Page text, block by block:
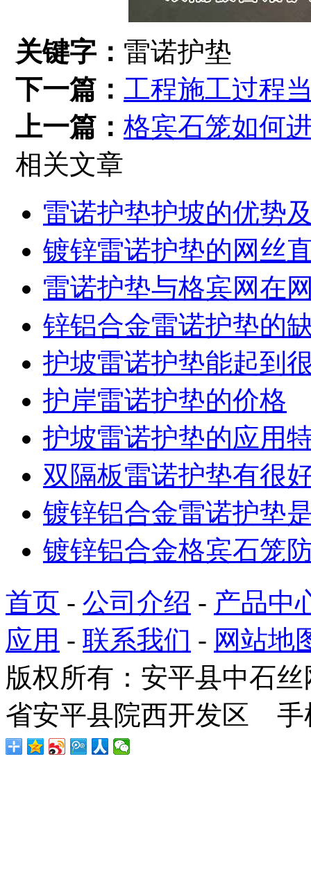
关键字： 雷诺护垫
下一篇： 工程施工过程
上一篇： 格宾石笼如何
相关文章
雷诺护垫护坡的优势
镀锌雷诺护垫的网丝
雷诺护垫与格宾网在
锌铝合金雷诺护垫的
护坡雷诺护垫能起到
护岸雷诺护垫的价格
护坡雷诺护垫的应用
双隔板雷诺护垫有很
镀锌铝合金雷诺护垫
镀锌铝合金格宾石笼
首页 - 公司介绍 - 产品中
应用 - 联系我们 - 网站地
版权所有：安平县中石
省安平县院西开发区 手